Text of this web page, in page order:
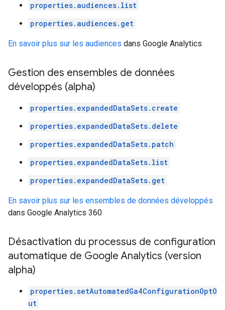
properties.audiences.list
properties.audiences.get
En savoir plus sur les audiences dans Google Analytics
Gestion des ensembles de données
développés (alpha)
properties.expandedDataSets.create
properties.expandedDataSets.delete
properties.expandedDataSets.patch
properties.expandedDataSets.list
properties.expandedDataSets.get
En savoir plus sur les ensembles de données développés
dans Google Analytics 360
Désactivation du processus de configuration
automatique de Google Analytics (version
alpha)
properties.setAutomatedGa4ConfigurationOptO
ut